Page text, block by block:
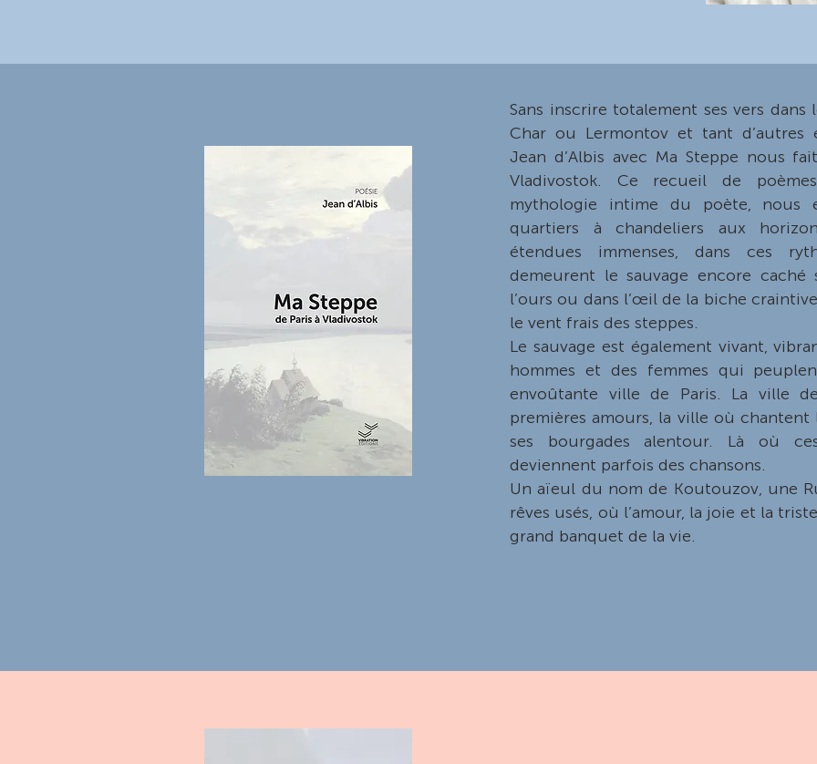
Sans inscrire totalement ses vers dans
Char ou Lermontov et tant d’autres
Jean d’Albis avec Ma Steppe nous
Vladivostok. Ce recueil de
mythologie intime du poète, nous
quartiers à chandeliers aux
étendues immenses, dans ces
demeurent le sauvage encore
l’ours ou dans l’œil de la biche
le vent frais des steppes.
Le sauvage est également vivant,
hommes et des femmes qui
envoûtante ville de Paris. La ville
premières amours, la ville où chantent
ses bourgades alentour. Là où
deviennent parfois des chansons.
Un aïeul du nom de Koutouzov, une
rêves usés, où l’amour, la joie et la
grand banquet de la vie.